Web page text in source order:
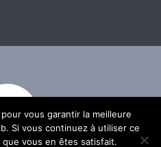
vous garantir la meilleure
Si vous continuez à utiliser ce
vous en êtes satisfait.